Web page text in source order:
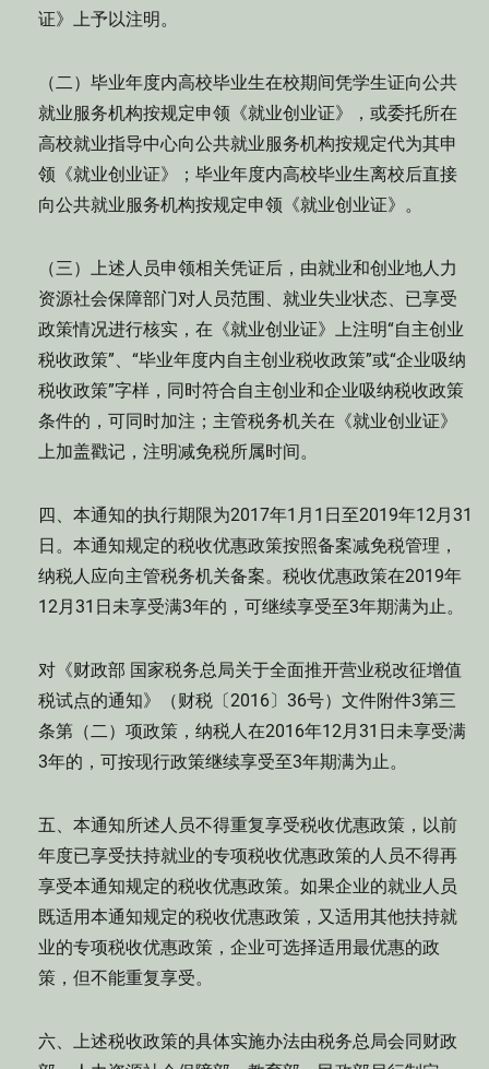
证》上予以注明。
（二）毕业年度内高校毕业生在校期间凭学生证向公共
就业服务机构按规定申领《就业创业证》，或委托所在
高校就业指导中心向公共就业服务机构按规定代为其申
领《就业创业证》；毕业年度内高校毕业生离校后直接
向公共就业服务机构按规定申领《就业创业证》。
（三）上述人员申领相关凭证后，由就业和创业地人力
资源社会保障部门对人员范围、就业失业状态、已享受
政策情况进行核实，在《就业创业证》上注明“自主创业
税收政策”、“毕业年度内自主创业税收政策”或“企业吸纳
税收政策”字样，同时符合自主创业和企业吸纳税收政策
条件的，可同时加注；主管税务机关在《就业创业证》
上加盖戳记，注明减免税所属时间。
四、本通知的执行期限为2017年1月1日至2019年12月31
日。本通知规定的税收优惠政策按照备案减免税管理，
纳税人应向主管税务机关备案。税收优惠政策在2019年
12月31日未享受满3年的，可继续享受至3年期满为止。
对《财政部 国家税务总局关于全面推开营业税改征增值
税试点的通知》（财税〔2016〕36号）文件附件3第三
条第（二）项政策，纳税人在2016年12月31日未享受满
3年的，可按现行政策继续享受至3年期满为止。
五、本通知所述人员不得重复享受税收优惠政策，以前
年度已享受扶持就业的专项税收优惠政策的人员不得再
享受本通知规定的税收优惠政策。如果企业的就业人员
既适用本通知规定的税收优惠政策，又适用其他扶持就
业的专项税收优惠政策，企业可选择适用最优惠的政
策，但不能重复享受。
六、上述税收政策的具体实施办法由税务总局会同财政